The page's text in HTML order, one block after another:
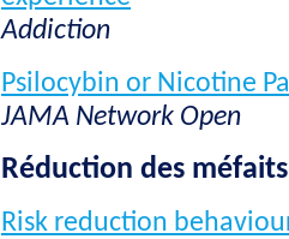
Addiction
Psilocybin or Nicotine
JAMA Network Open
Réduction des méfaits
Risk reduction